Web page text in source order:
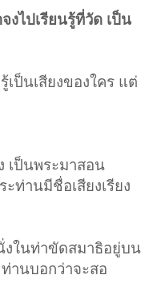
งไปเรียนรู้ที่วัด เป็น
เป็นเสียงของใคร แต่
เป็นพระมาสอน
ท่านมีชื่อเสียงเรียง
ในท่าขัดสมาธิอยู่บน
านบอกว่าจะสอ